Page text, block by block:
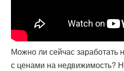
Можно ли сейчас заработать
с ценами на недвижимость?